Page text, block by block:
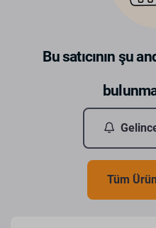
Bu satıcının şu
Tüm